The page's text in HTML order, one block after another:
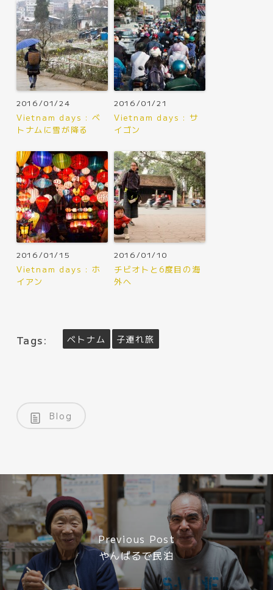
2016/01/24
Vietnam days : ベ
トナムに雪が降る
2016/01/21
Vietnam days : サ
イゴン
2016/01/15
Vietnam days : ホ
イアン
2016/01/10
チビオトと6度目の海
外へ
Tags: ベトナム 子連れ旅
Blog
Previous Post
やんばるで民泊